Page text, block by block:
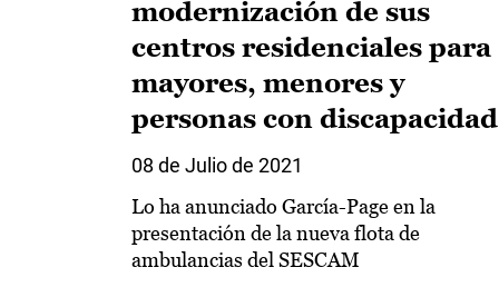
modernización de sus
centros residenciales para
mayores, menores y
personas con discapacidad
08 de Julio de 2021
Lo ha anunciado García-Page en la
presentación de la nueva flota de
ambulancias del SESCAM